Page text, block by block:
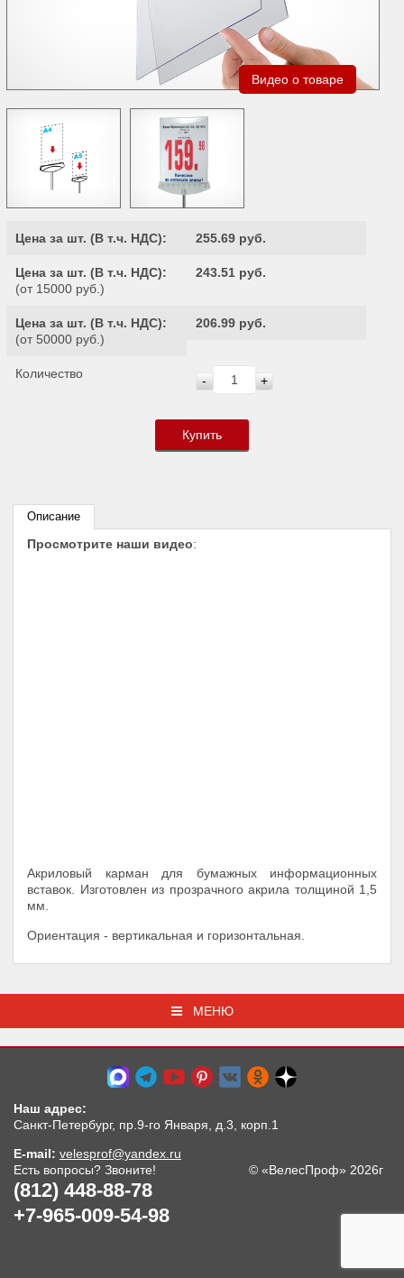
Видео о товаре
Цена за шт. (В т.ч. НДС): 255.69 руб.
Цена за шт. (В т.ч. НДС):
(от 15000 руб.)
243.51 руб.
Цена за шт. (В т.ч. НДС):
(от 50000 руб.)
206.99 руб.
Количество - +
Купить
Описание
Просмотрите наши видео:
Акриловый карман для бумажных информационных
вставок. Изготовлен из прозрачного акрила толщиной 1,5
мм.
Ориентация - вертикальная и горизонтальная.
МЕНЮ
Наш адрес:
Санкт-Петербург, пр.9-го Января, д.3, корп.1
E-mail: velesprof@yandex.ru
Есть вопросы? Звоните!
(812) 448-88-78
+7-965-009-54-98
© «ВелесПроф» 2026г